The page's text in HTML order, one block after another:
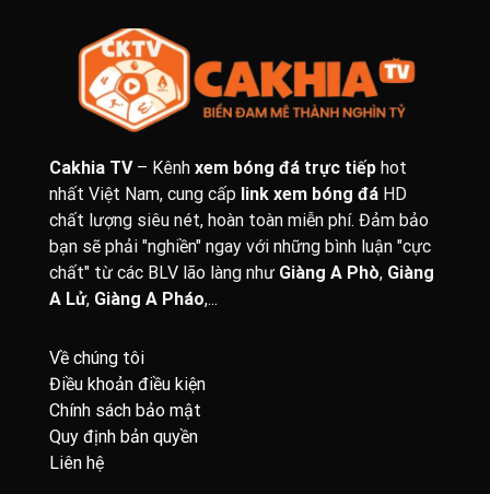
Cakhia TV– Kênh xem bóng đá trực tiếp hot
nhất Việt Nam, cung cấp link xem bóng đá HD
chất lượng siêu nét, hoàn toàn miễn phí. Đảm bảo
bạn sẽ phải "nghiền" ngay với những bình luận "cực
chất" từ các BLV lão làng như Giàng A Phò, Giàng
A Lử, Giàng A Pháo,...
Về chúng tôi
Điều khoản điều kiện
Chính sách bảo mật
Quy định bản quyền
Liên hệ